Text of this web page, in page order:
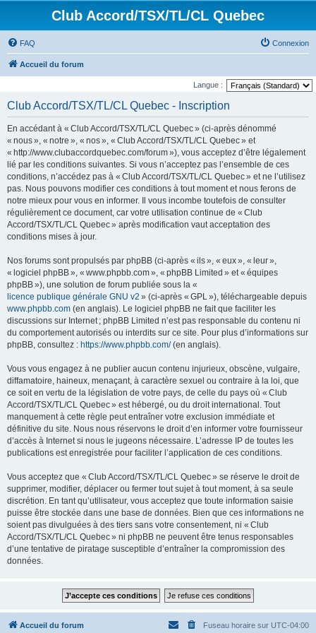
Club Accord/TSX/TL/CL Quebec
FAQ Connexion
Accueil du forum
Langue :
Club Accord/TSX/TL/CL Quebec - Inscription
En accédant à « Club Accord/TSX/TL/CL Quebec » (ci-après dénommé
« nous », « notre », « nos », « Club Accord/TSX/TL/CL Quebec » et
« http://www.clubaccordquebec.com/forum »), vous acceptez d’être légalement
lié par les conditions suivantes. Si vous n’acceptez pas l’ensemble de ces
conditions, n’accédez pas à « Club Accord/TSX/TL/CL Quebec » et ne l’utilisez
pas. Nous pouvons modifier ces conditions à tout moment et nous ferons de
notre mieux pour vous en informer. Il vous incombe toutefois de consulter
régulièrement ce document, car votre utilisation continue de « Club
Accord/TSX/TL/CL Quebec » après modification vaut acceptation des
conditions mises à jour.
Nos forums sont propulsés par phpBB (ci-après « ils », « eux », « leur »,
« logiciel phpBB », « www.phpbb.com », « phpBB Limited » et « équipes
phpBB »), une solution de forum publiée sous la «
licence publique générale GNU v2 » (ci-après « GPL »), téléchargeable depuis
www.phpbb.com (en anglais). Le logiciel phpBB ne fait que faciliter les
discussions sur Internet ; phpBB Limited n’est pas responsable du contenu ni
du comportement autorisés ou interdits sur ce site. Pour plus d’informations sur
phpBB, consultez : https://www.phpbb.com/(en anglais).
Vous vous engagez à ne publier aucun contenu injurieux, obscène, vulgaire,
diffamatoire, haineux, menaçant, à caractère sexuel ou contraire à la loi, que
ce soit en vertu de la législation de votre pays, de celle du pays où « Club
Accord/TSX/TL/CL Quebec » est hébergé, ou du droit international. Tout
manquement à cette règle peut entraîner votre exclusion immédiate et
définitive du site. Nous nous réservons le droit d’en informer votre fournisseur
d’accès à Internet si nous le jugeons nécessaire. L’adresse IP de toutes les
publications est enregistrée pour faciliter l’application de ces conditions.
Vous acceptez que « Club Accord/TSX/TL/CL Quebec » se réserve le droit de
supprimer, modifier, déplacer ou fermer tout sujet à tout moment, à sa seule
discrétion. En tant qu’utilisateur, vous acceptez que toute information saisie
puisse être stockée dans une base de données. Bien que ces informations ne
soient pas divulguées à des tiers sans votre consentement, ni « Club
Accord/TSX/TL/CL Quebec » ni phpBB ne peuvent être tenus responsables
d’une tentative de piratage susceptible d’entraîner la compromission des
données.
Accueil du forum Fuseau horaire sur UTC-04:00